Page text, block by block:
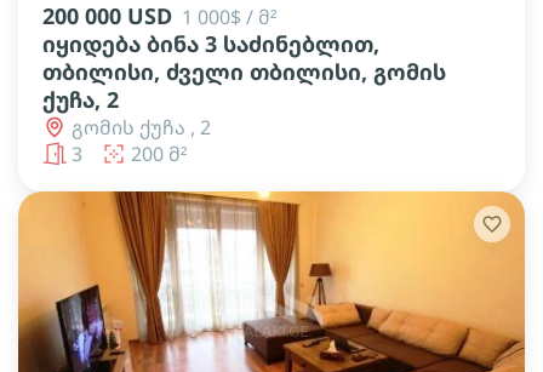
200 000 USD 1 000$ / მ²
იყიდება ბინა 3 საძინებლით,
თბილისი, ძველი თბილისი, გომის
ქუჩა, 2
გომის ქუჩა , 2
3
200 მ²